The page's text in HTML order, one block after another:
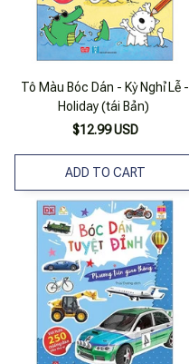
Tô Màu Bóc Dán - Kỳ Nghỉ Lễ -
Holiday (tái Bản)
$12.99 USD
ADD TO CART